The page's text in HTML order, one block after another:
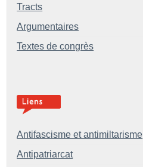
Tracts
Argumentaires
Textes de congrès
Antifascisme et antimiltarisme
Antipatriarcat